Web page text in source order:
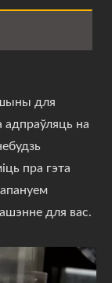
для
адпраўляць на
пра гэта
для вас.